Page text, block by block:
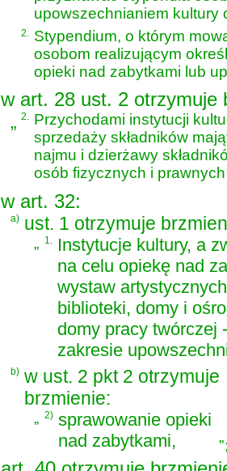
upowszechnianiem kultury
2. Stypendium, o którym
osobom realizującym
opieki nad zabytkami lub
w art. 28 ust. 2 otrzymuje
„2. Przychodami instytucji
sprzedaży składników
najmu i dzierżawy
osób fizycznych i
w art. 32:
a) ust. 1 otrzymuje
„ 1. Instytucje kultury, a
na celu opiekę nad
wystaw
biblioteki, domy i
domy pracy twórczej
zakresie
b) w ust. 2 pkt 2 otrzymuje
brzmienie:
„ 2) sprawowanie opieki
nad zabytkami,
”